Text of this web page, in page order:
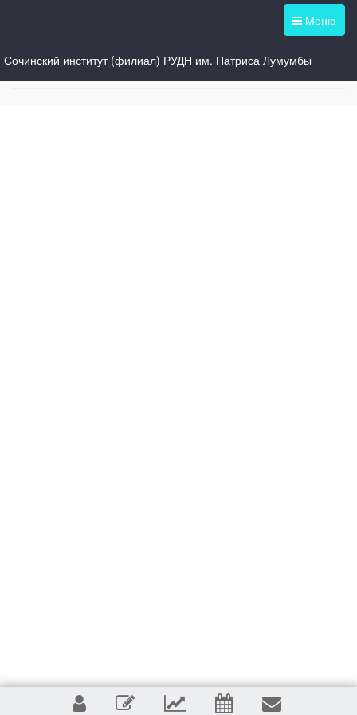
Меню
Сочинский институт (филиал) РУДН им. Патриса Лумумбы